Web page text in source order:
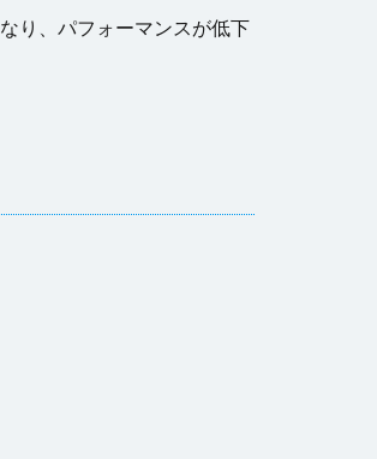
り、パフォーマンスが低下